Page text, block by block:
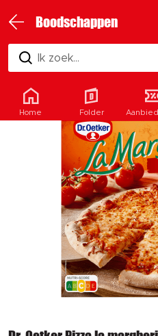
Boodschappen
Ik zoek...
Home Folder